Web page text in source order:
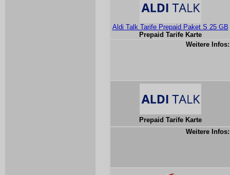
Aldi Talk Tarife Prepaid Paket S 25 GB
Prepaid Tarife Karte
Weitere Infos:
Prepaid Tarife Karte
Weitere Infos: